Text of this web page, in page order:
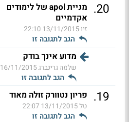
20
.
מניית apol של לימודים
אקדמיים
זיו13/11/2015 22:10
הגב לתגובה זו
מדוע אינך בודק
שלמה גרינברג16/11/2015 14:14
הגב לתגובה זו
19
. פריון נטוורק זולה מאוד
טל13/11/2015 22:07
הגב לתגובה זו